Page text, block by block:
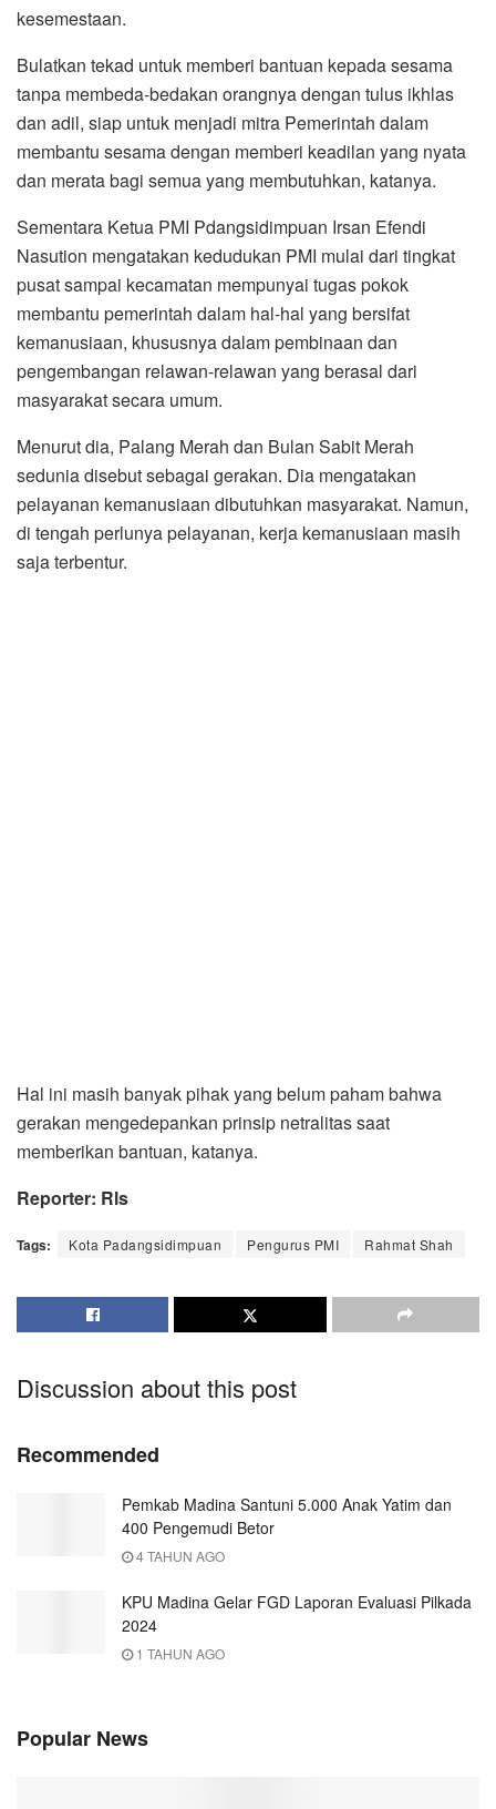
kesemestaan.
Bulatkan tekad untuk memberi bantuan kepada sesama
tanpa membeda-bedakan orangnya dengan tulus ikhlas
dan adil, siap untuk menjadi mitra Pemerintah dalam
membantu sesama dengan memberi keadilan yang nyata
dan merata bagi semua yang membutuhkan, katanya.
Sementara Ketua PMI Pdangsidimpuan Irsan Efendi
Nasution mengatakan kedudukan PMI mulai dari tingkat
pusat sampai kecamatan mempunyai tugas pokok
membantu pemerintah dalam hal-hal yang bersifat
kemanusiaan, khususnya dalam pembinaan dan
pengembangan relawan-relawan yang berasal dari
masyarakat secara umum.
Menurut dia, Palang Merah dan Bulan Sabit Merah
sedunia disebut sebagai gerakan. Dia mengatakan
pelayanan kemanusiaan dibutuhkan masyarakat. Namun,
di tengah perlunya pelayanan, kerja kemanusiaan masih
saja terbentur.
Hal ini masih banyak pihak yang belum paham bahwa
gerakan mengedepankan prinsip netralitas saat
memberikan bantuan, katanya.
Reporter: Rls
Tags: Kota Padangsidimpuan Pengurus PMI Rahmat Shah
Discussion about this post
Recommended
Pemkab Madina Santuni 5.000 Anak Yatim dan
400 Pengemudi Betor
4 TAHUN AGO
KPU Madina Gelar FGD Laporan Evaluasi Pilkada
2024
1 TAHUN AGO
Popular News